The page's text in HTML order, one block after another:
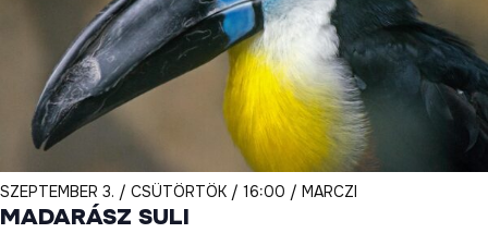
SZEPTEMBER 3. / CSÜTÖRTÖK / 16:00 / MARCZI
MADARÁSZ SULI